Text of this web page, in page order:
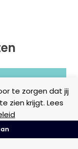
te zorgen dat jij
zien krijgt. Lees